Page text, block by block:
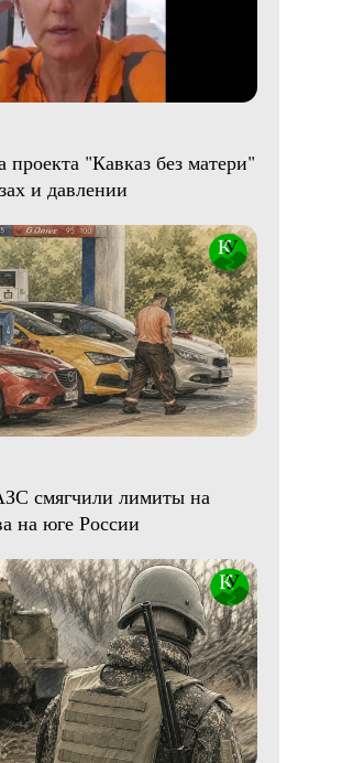
проекта "Кавказ без матери"
и давлении
смягчили лимиты на
на юге России